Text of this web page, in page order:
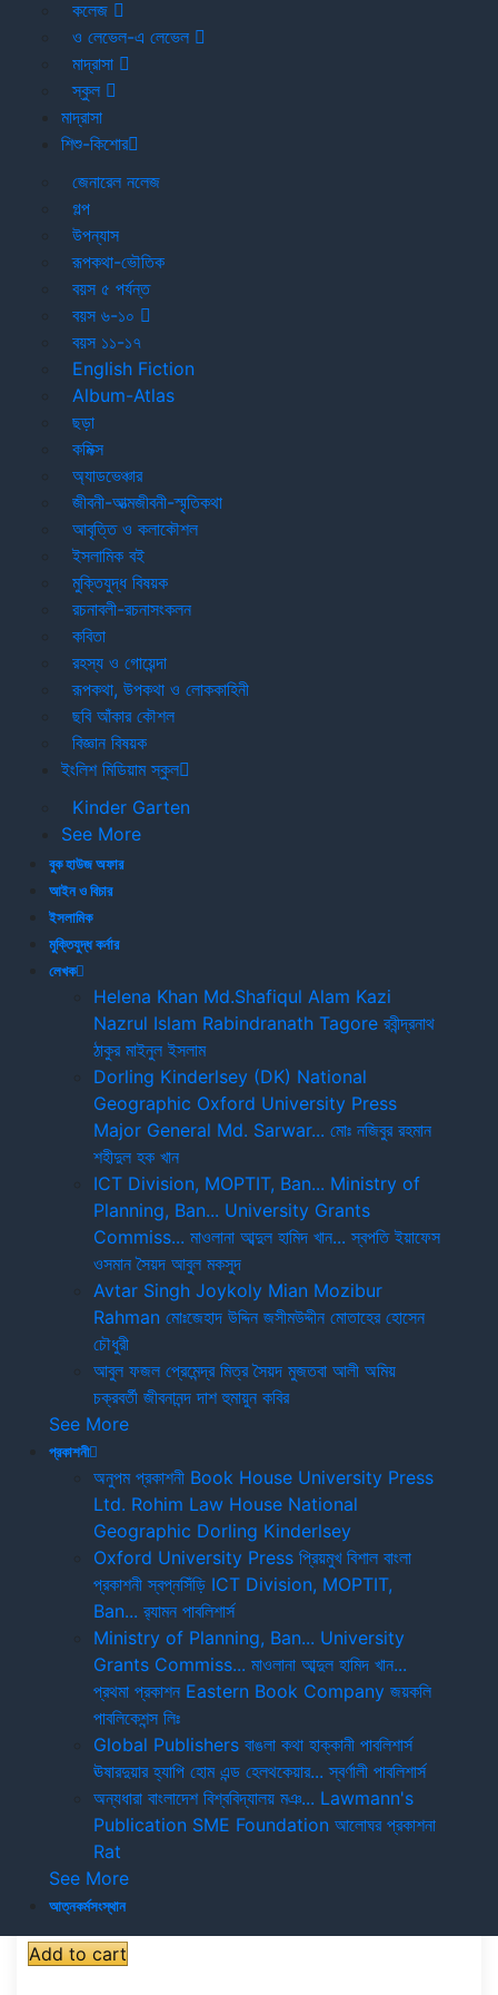
কলেজ
ও লেভেল-এ লেভেল
মাদ্রাসা
স্কুল
মাদ্রাসা
শিশু-কিশোর
জেনারেল নলেজ
গল্প
উপন্যাস
রূপকথা-ভৌতিক
বয়স ৫ পর্যন্ত
বয়স ৬-১০
বয়স ১১-১৭
English Fiction
Album-Atlas
ছড়া
কমিক্স
অ্যাডভেঞ্চার
জীবনী-আত্মজীবনী-স্মৃতিকথা
আবৃত্তি ও কলাকৌশল
ইসলামিক বই
মুক্তিযুদ্ধ বিষয়ক
রচনাবলী-রচনাসংকলন
কবিতা
রহস্য ও গোয়েন্দা
রূপকথা, উপকথা ও লোককাহিনী
ছবি আঁকার কৌশল
বিজ্ঞান বিষয়ক
ইংলিশ মিডিয়াম স্কুল
Kinder Garten
See More
বুক হাউজ অফার
আইন ও বিচার
ইসলামিক
মুক্তিযুদ্ধ কর্নার
লেখক
Helena Khan Md.Shafiqul Alam Kazi
Nazrul Islam Rabindranath Tagore রবীন্দ্রনাথ
ঠাকুর মাইনুল ইসলাম
Dorling Kinderlsey (DK) National
Geographic Oxford University Press
Major General Md. Sarwar... মোঃ নজিবুর রহমান
শহীদুল হক খান
ICT Division, MOPTIT, Ban... Ministry of
Planning, Ban... University Grants
Commiss... মাওলানা আব্দুল হামিদ খান... স্বপতি ইয়াফেস
ওসমান সৈয়দ আবুল মকসুদ
Avtar Singh Joykoly Mian Mozibur
Rahman মোঃজেহাদ উদ্দিন জসীমউদ্দীন মোতাহের হোসেন
চৌধুরী
আবুল ফজল প্রেমেন্দ্র মিত্র সৈয়দ মুজতবা আলী অমিয়
চক্রবর্তী জীবনানন্দ দাশ হুমায়ুন কবির
See More
প্রকাশনী
অনুপম প্রকাশনী Book House University Press
Ltd. Rohim Law House National
Geographic Dorling Kinderlsey
Oxford University Press প্রিয়মুখ বিশাল বাংলা
প্রকাশনী স্বপ্নসিঁড়ি ICT Division, MOPTIT,
Ban... র‍্যামন পাবলিশার্স
Ministry of Planning, Ban... University
Grants Commiss... মাওলানা আব্দুল হামিদ খান...
প্রথমা প্রকাশন Eastern Book Company জয়কলি
পাবলিকেশন্স লিঃ
Global Publishers বাঙলা কথা হাক্কানী পাবলিশার্স
ঊষারদুয়ার হ্যাপি হোম এন্ড হেলথকেয়ার... স্বর্ণালী পাবলিশার্স
অন্যধারা বাংলাদেশ বিশ্ববিদ্যালয় মঞ... Lawmann's
Publication SME Foundation আলোঘর প্রকাশনা
Rat
See More
আত্নকর্মসংস্থান
Publisher
Cambridge University Press
9781108495981
Edition
2020
286
Reading
Higher Education
Language English
Printed
Format
Hardbound
Weight
570g
23.4x15.5x1.6cm
7 Days Happy Return
Popular Books
Speak and Learn English Easily for
Beginners
৳ 250.00 ৳ 175.00
Index of all Prevailing Laws in
Bangladesh with Successive
Amendments - ধারাবাহিক সংশোধনীসহ
বাংলাদেশে প্রচলিত সকল আইনের রহিতসহ সূচী
৳ 900.00 ৳ 657.00
Early English Book
৳ 500.00 ৳ 225.00
কুরআন মাজীদের আদেশ ও নিষেদ
৳ 280.00
আল কুরআনের বিষয়ভিত্তিক বাণীসমূহঃ মানবজীবনের
সফলতা ও মহাকল্যাণের দিকদর্শন
৳ 600.00
জগলুল আহমেদ চৌধুরীর নির্বাচিত কলাম
৳ 600.00
Frequently Added Books
View All
একটু পড়ে দেখুন
প্রাইমারি ইংলিশ বেঙ্গলি পিকচার ডিকশনারি ক্লাস ১
৳ 105.00
Add to cart
প্রাইমারি ইংলিশ বেঙ্গলি পিকচার ডিকশনারি ক্লাস ১
৳ 150.00 ৳ 105.00
Add to cart
একটু পড়ে দেখুন
একটু পড়ে দেখুন
একটু পড়ে দেখুন
একটু পড়ে দেখুন
একটু পড়ে দেখুন
একটু পড়ে দেখুন
একটু পড়ে দেখুন
একটু পড়ে দেখুন
একটু পড়ে দেখুন
একটু পড়ে দেখুন
একটু পড়ে দেখুন
একটু পড়ে দেখুন
একটু পড়ে দেখুন
একটু পড়ে দেখুন
একটু পড়ে দেখুন
একটু পড়ে দেখুন
একটু পড়ে দেখুন
একটু পড়ে দেখুন
একটু পড়ে দেখুন
একটু পড়ে দেখুন
একটু পড়ে দেখুন
একটু পড়ে দেখুন
একটু পড়ে দেখুন
একটু পড়ে দেখুন
একটু পড়ে দেখুন
একটু পড়ে দেখুন
একটু পড়ে দেখুন
একটু পড়ে দেখুন
একটু পড়ে দেখুন